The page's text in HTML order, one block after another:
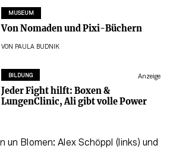
MUSEUM
Von Nomaden und Pixi-Büchern
VON PAULA BUDNIK
BILDUNG Anzeige
Jeder Fight hilft: Boxen &
LungenClinic, Ali gibt volle Power